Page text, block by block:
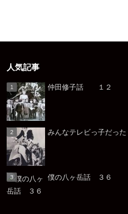
人気記事
仲田修子話 １２
みんなテレビっ
僕の八ヶ岳話 ３６